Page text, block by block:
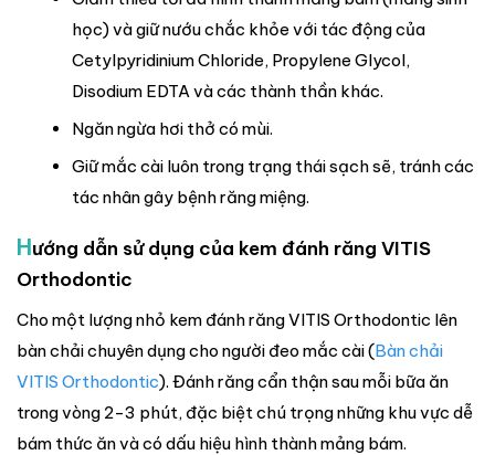
học) và giữ nướu chắc khỏe với tác động của
Cetylpyridinium Chloride, Propylene Glycol,
Disodium EDTA và các thành thần khác.
Ngăn ngừa hơi thở có mùi.
Giữ mắc cài luôn trong trạng thái sạch sẽ, tránh các
tác nhân gây bệnh răng miệng.
Hướng dẫn sử dụng của kem đánh răng VITIS
Orthodontic
Cho một lượng nhỏ kem đánh răng VITIS Orthodontic lên
bàn chải chuyên dụng cho người đeo mắc cài (Bàn chải
VITIS Orthodontic). Đánh răng cẩn thận sau mỗi bữa ăn
trong vòng 2-3 phút, đặc biệt chú trọng những khu vực dễ
bám thức ăn và có dấu hiệu hình thành mảng bám.